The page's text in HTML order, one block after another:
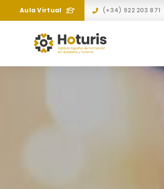
Aula Virtual (+34) 922 203 871